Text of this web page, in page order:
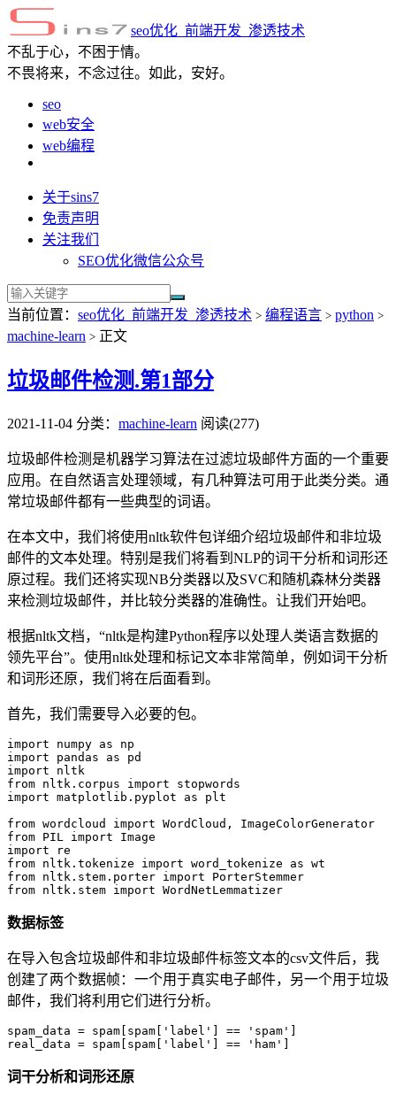
seo优化_前端开发_渗透技术
不乱于心，不困于情。
不畏将来，不念过往。如此，安好。
seo
web安全
web编程
关于sins7
免责声明
关注我们
SEO优化微信公众号
当前位置： seo优化_前端开发_渗透技术 > 编程语言 > python >
machine-learn > 正文
垃圾邮件检测.第1部分
2021-11-04 分类： machine-learn 阅读(277)
垃圾邮件检测是机器学习算法在过滤垃圾邮件方面的一个重要
应用。在自然语言处理领域，有几种算法可用于此类分类。通
常垃圾邮件都有一些典型的词语。
在本文中，我们将使用nltk软件包详细介绍垃圾邮件和非垃圾
邮件的文本处理。特别是我们将看到NLP的词干分析和词形还
原过程。我们还将实现NB分类器以及SVC和随机森林分类器
来检测垃圾邮件，并比较分类器的准确性。让我们开始吧。
根据nltk文档，“nltk是构建Python程序以处理人类语言数据的
领先平台”。使用nltk处理和标记文本非常简单，例如词干分析
和词形还原，我们将在后面看到。
首先，我们需要导入必要的包。
import numpy as np
import pandas as pd
import nltk
from nltk.corpus import stopwords
import matplotlib.pyplot as plt
from wordcloud import WordCloud, ImageColorGenerator
from PIL import Image
import re
from nltk.tokenize import word_tokenize as wt
from nltk.stem.porter import PorterStemmer
数据标签
在导入包含垃圾邮件和非垃圾邮件标签文本的csv文件后，我
创建了两个数据帧：一个用于真实电子邮件，另一个用于垃圾
邮件，我们将利用它们进行分析。
spam_data = spam[spam['label'] == 'spam']
词干分析和词形还原